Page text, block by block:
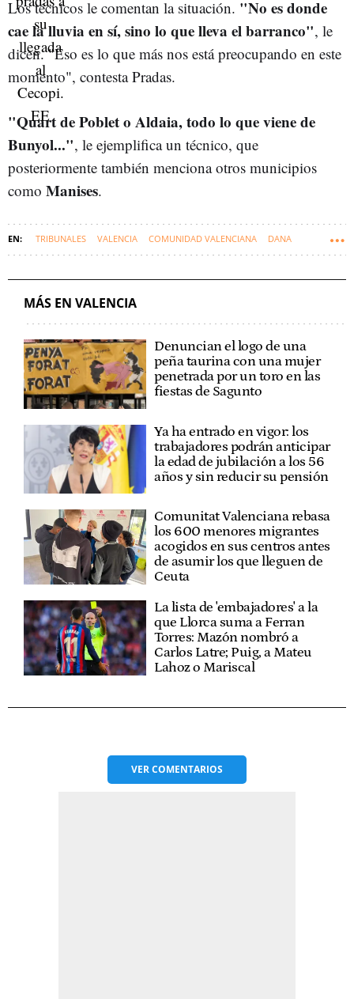
Los técnicos le comentan la situación. "No es donde
cae la lluvia en sí, sino lo que lleva el barranco", le
dicen. "Eso es lo que más nos está preocupando en este
momento", contesta Pradas.
"Quart de Poblet o Aldaia, todo lo que viene de
Bunyol...", le ejemplifica un técnico, que
posteriormente también menciona otros municipios
como Manises.
TRIBUNALES VALENCIA COMUNIDAD VALENCIANA DANA
MÁS EN VALENCIA
Denuncian el logo de una
peña taurina con una mujer
penetrada por un toro en las
fiestas de Sagunto
Ya ha entrado en vigor: los
trabajadores podrán anticipar
la edad de jubilación a los 56
años y sin reducir su pensión
Comunitat Valenciana rebasa
los 600 menores migrantes
acogidos en sus centros antes
de asumir los que lleguen de
Ceuta
La lista de 'embajadores' a la
que Llorca suma a Ferran
Torres: Mazón nombró a
Carlos Latre; Puig, a Mateu
Lahoz o Mariscal
VERCOMENTARIOS